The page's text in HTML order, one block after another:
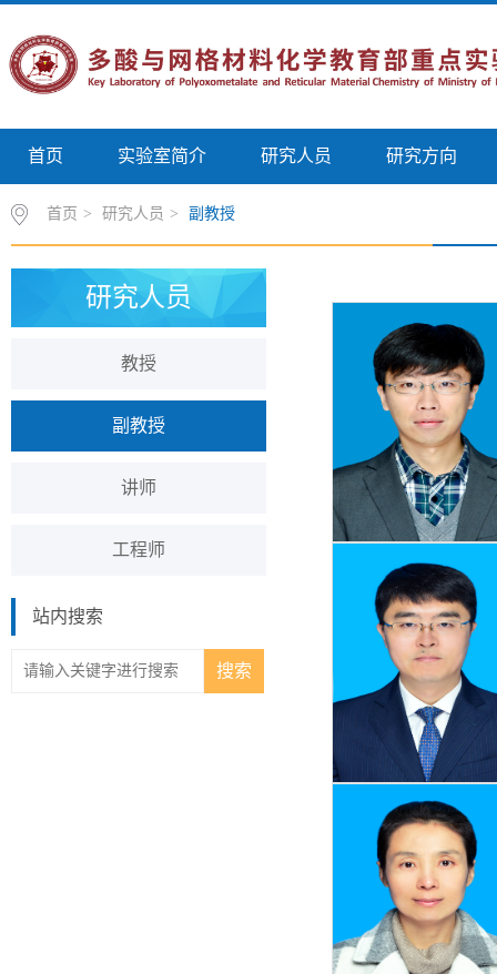
首页 实验室简介 研究人员 研究方向
首页 > 研究人员 > 副教授
研究人员
教授
副教授
讲师
工程师
站内搜索